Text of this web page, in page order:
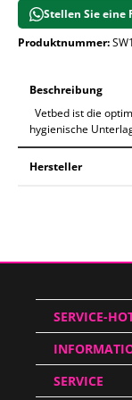
Stellen Sie eine
Produktnummer:
Beschreibung
Vetbed ist die
hygienische
Hersteller
SERVICE-
SERVICE